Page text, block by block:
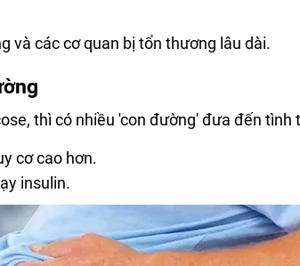
và các cơ quan bị tổn thương lâu dài.
thì có nhiều 'con đường' đưa đến tình
cơ cao hơn.
insulin.